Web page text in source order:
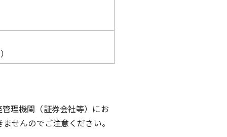
理機関（証券会社等）にお
せんのでご注意ください。